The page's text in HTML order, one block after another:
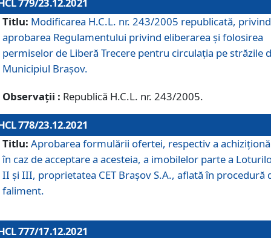
779/23.12.2021
Titlu: Modificarea H.C.L. nr. 243/2005 republicată, privind
aprobarea Regulamentului privind eliberarea şi folosirea
permiselor de Liberă Trecere pentru circulația pe străzile
Municipiul Braşov.
Observații : Republică H.C.L. nr. 243/2005.
778/23.12.2021
Titlu: Aprobarea formulării ofertei, respectiv a
în caz de acceptare a acesteia, a imobilelor parte a
II și III, proprietatea CET Brașov S.A., aflată în procedură
faliment.
777/17.12.2021